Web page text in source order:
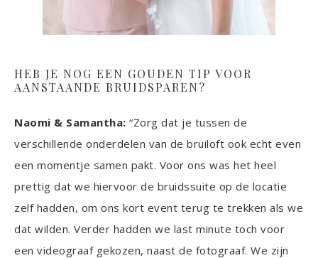
HEB JE NOG EEN GOUDEN TIP VOOR
AANSTAANDE BRUIDSPAREN?
Naomi & Samantha: “Zorg dat je tussen de
verschillende onderdelen van de bruiloft ook echt even
een momentje samen pakt. Voor ons was het heel
prettig dat we hiervoor de bruidssuite op de locatie
zelf hadden, om ons kort event terug te trekken als we
dat wilden. Verder hadden we last minute toch voor
een videograaf gekozen, naast de fotograaf. We zijn